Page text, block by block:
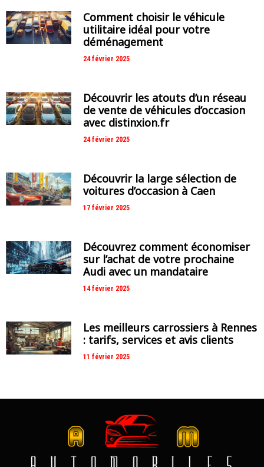
Comment choisir le véhicule
utilitaire idéal pour votre
déménagement
24 février 2025
Découvrir les atouts d’un réseau
de vente de véhicules d’occasion
avec distinxion.fr
24 février 2025
Découvrir la large sélection de
voitures d’occasion à Caen
17 février 2025
Découvrez comment économiser
sur l’achat de votre prochaine
Audi avec un mandataire
14 février 2025
Les meilleurs carrossiers à Rennes
: tarifs, services et avis clients
11 février 2025